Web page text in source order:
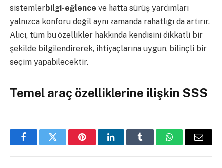
sistemlerbilgi-eğlence ve hatta sürüş yardımları
yalnızca konforu değil aynı zamanda rahatlığı da artırır.
Alıcı, tüm bu özellikler hakkında kendisini dikkatli bir
şekilde bilgilendirerek, ihtiyaçlarına uygun, bilinçli bir
seçim yapabilecektir.
Temel araç özelliklerine ilişkin SSS
FacebookTwitter PinterestLinkedInTumblr WhatsApp
E-